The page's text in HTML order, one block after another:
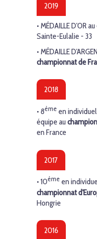
2019
• MÉDAILLE D'ORau
Sainte-Eulalie - 33
• MÉDAILLE
championnat de
2018
• 8ème en
équipe au
en France
2017
• 10ème en
championnat
Hongrie
2016